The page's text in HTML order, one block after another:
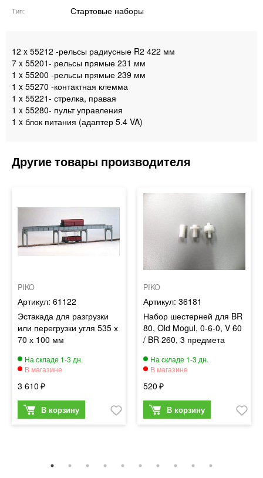
Тип Стартовые наборы
12 x 55212 -рельсы радиусные R2 422 мм
7 x 55201- рельсы прямые 231 мм
1 x 55200 -рельсы прямые 239 мм
1 x 55270 -контактная клемма
1 x 55221- стрелка, правая
1 x 55280- пульт управления
1 x блок питания (адаптер 5.4 VA)
PIKO
61122
Эстакада для разгрузки
или перегрузки угля 535 х
70 х 100 мм
3 610
PIKO
36181
Набор шестерней для BR
80, Old Mogul, 0-6-0, V 60
/ BR 260, 3 предмета
520